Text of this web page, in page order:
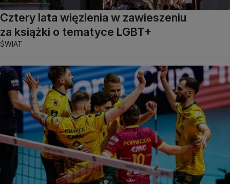
Cztery lata więzienia w zawieszeniu
za książki o tematyce LGBT+
ŚWIAT